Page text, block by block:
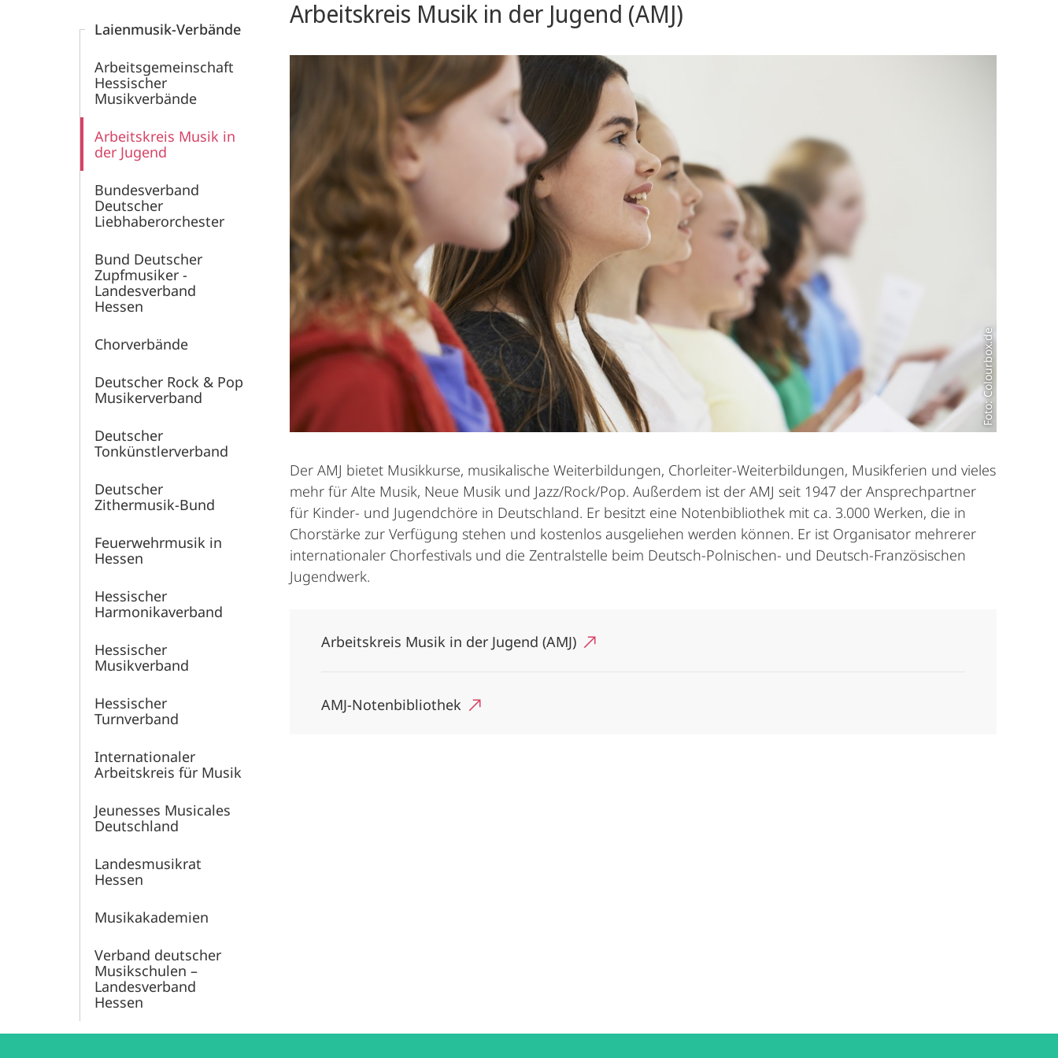
Laienmusik-Verbände
Arbeitsgemeinschaft
Hessischer
Musikverbände
Arbeitskreis Musik in
der Jugend
Bundesverband
Deutscher
Liebhaberorchester
Bund Deutscher
Zupfmusiker -
Landesverband
Hessen
Chorverbände
Deutscher Rock & Pop
Musikerverband
Deutscher
Tonkünstlerverband
Deutscher
Zithermusik-Bund
Feuerwehrmusik in
Hessen
Hessischer
Harmonikaverband
Hessischer
Musikverband
Hessischer
Turnverband
Internationaler
Arbeitskreis für Musik
Jeunesses Musicales
Deutschland
Landesmusikrat
Hessen
Musikakademien
Verband deutscher
Musikschulen –
Landesverband
Hessen
Arbeitskreis Musik in der Jugend (AMJ)
Foto: Colourbox.de
Der AMJ bietet Musikkurse, musikalische Weiterbildungen, Chorleiter-Weiterbildun­gen, Musikferien und vieles
mehr für Alte Musik, Neue Musik und Jazz/Rock/Pop. Außerdem ist der AMJ seit 1947 der Ansprechpartner
für Kinder- und Jugendchöre in Deutschland. Er besitzt eine Notenbibliothek mit ca. 3.000 Werken, die in
Chorstärke zur Verfügung stehen und kostenlos ausgeliehen werden können. Er ist Organisator mehrerer
internationaler Chorfestivals und die Zentralstelle beim Deutsch-Polni­schen- und Deutsch-Französischen
Jugendwerk.
Arbeitskreis Musik in der Jugend (AMJ)
AMJ-Notenbibliothek